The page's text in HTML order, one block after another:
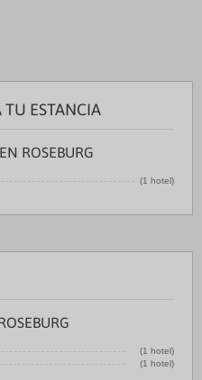
TU ESTANCIA
ROSEBURG
(1 hotel)
(1 hotel)
(1 hotel)